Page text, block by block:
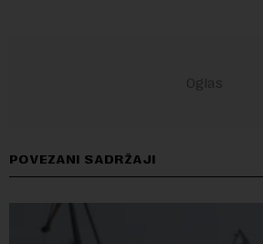
POVEZANI SADRŽAJI